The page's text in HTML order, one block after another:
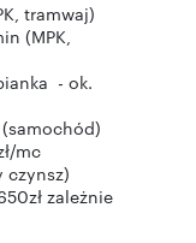
tramwaj)
(MPK,
- ok.
mc
czynsz)
zależnie